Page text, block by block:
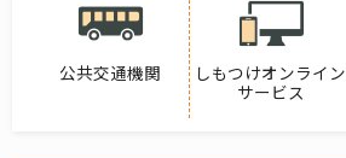
公共交通機関
しもつけオンライン
サービス